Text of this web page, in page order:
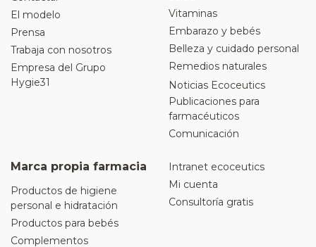
El modelo
Prensa
Trabaja con nosotros
Empresa del Grupo
Hygie31
Vitaminas
Embarazo y bebés
Belleza y cuidado personal
Remedios naturales
Noticias Ecoceutics
Publicaciones para
farmacéuticos
Comunicación
Marca propia farmacia
Productos de higiene
personal e hidratación
Productos para bebés
Complementos
Intranet ecoceutics
Mi cuenta
Consultoría gratis